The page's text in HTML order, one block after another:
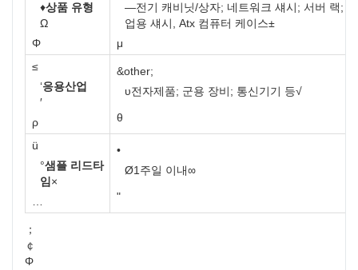
♦상품 유형
Ω
Φ
—전기 캐비닛/상자; 네트워크 섀시; 서버 랙;
업용 섀시, Atx 컴퓨터 케이스±
μ
≤
‘응용산업
′
ρ
&other;
υ전자제품; 군용 장비; 통신기기 등√
θ
ü
°샘플 리드타
임×
…
•
Ø1주일 이내∞
"
；
￠
Φ